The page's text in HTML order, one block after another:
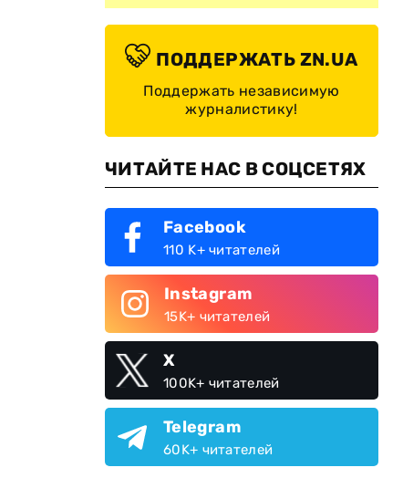
ПОДДЕРЖАТЬ ZN.UA
Поддержать независимую
журналистику!
ЧИТАЙТЕ НАС В СОЦСЕТЯХ
Facebook
110 K+ читателей
Instagram
15K+ читателей
X
100K+ читателей
Telegram
60K+ читателей